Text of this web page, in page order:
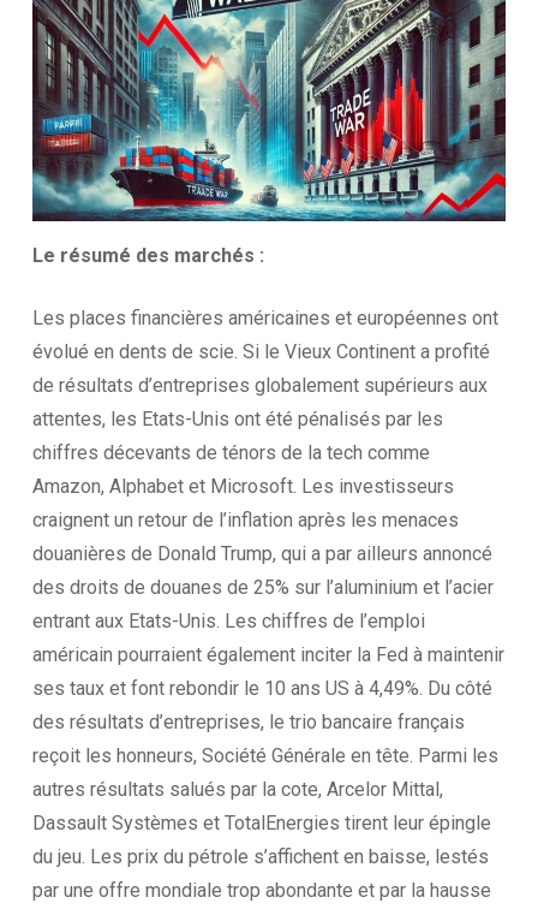
Le résumé des marchés :
Les places financières américaines et européennes ont
évolué en dents de scie. Si le Vieux Continent a profité
de résultats d’entreprises globalement supérieurs aux
attentes, les Etats-Unis ont été pénalisés par les
chiffres décevants de ténors de la tech comme
Amazon, Alphabet et Microsoft. Les investisseurs
craignent un retour de l’inflation après les menaces
douanières de Donald Trump, qui a par ailleurs annoncé
des droits de douanes de 25% sur l’aluminium et l’acier
entrant aux Etats-Unis. Les chiffres de l’emploi
américain pourraient également inciter la Fed à maintenir
ses taux et font rebondir le 10 ans US à 4,49%. Du côté
des résultats d’entreprises, le trio bancaire français
reçoit les honneurs, Société Générale en tête. Parmi les
autres résultats salués par la cote, Arcelor Mittal,
Dassault Systèmes et TotalEnergies tirent leur épingle
du jeu. Les prix du pétrole s’affichent en baisse, lestés
par une offre mondiale trop abondante et par la hausse